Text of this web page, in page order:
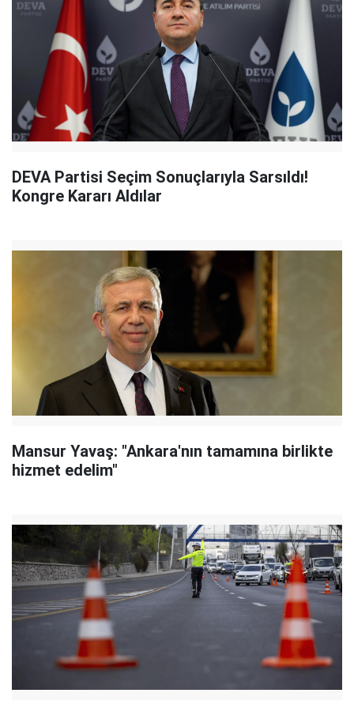
DEVA Partisi Seçim Sonuçlarıyla Sarsıldı!
Kongre Kararı Aldılar
Mansur Yavaş: "Ankara'nın tamamına birlikte
hizmet edelim"